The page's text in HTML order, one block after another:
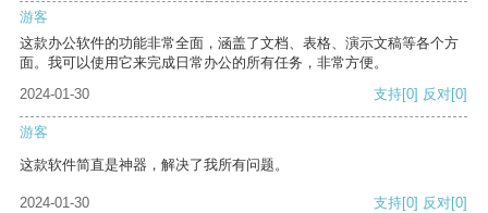
游客
这款办公软件的功能非常全面，涵盖了文档、表格、演示文稿等各个方
面。我可以使用它来完成日常办公的所有任务，非常方便。
2024-01-30
支持[0] 反对[0]
游客
这款软件简直是神器，解决了我所有问题。
2024-01-30 支持[0] 反对[0]